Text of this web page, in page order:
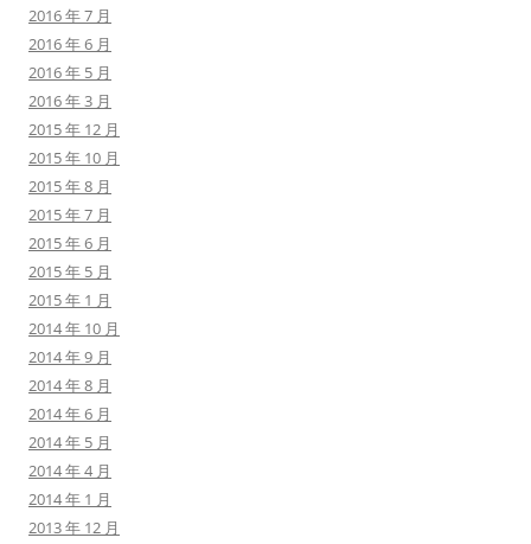
2016 年 7 月
2016 年 6 月
2016 年 5 月
2016 年 3 月
2015 年 12 月
2015 年 10 月
2015 年 8 月
2015 年 7 月
2015 年 6 月
2015 年 5 月
2015 年 1 月
2014 年 10 月
2014 年 9 月
2014 年 8 月
2014 年 6 月
2014 年 5 月
2014 年 4 月
2014 年 1 月
2013 年 12 月